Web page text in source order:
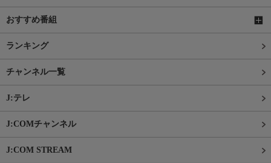
おすすめ番組
ランキング
チャンネル一覧
J:テレ
J:COMチャンネル
J:COM STREAM